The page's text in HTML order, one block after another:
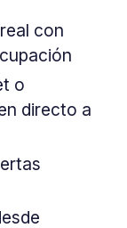
con
o
directo a